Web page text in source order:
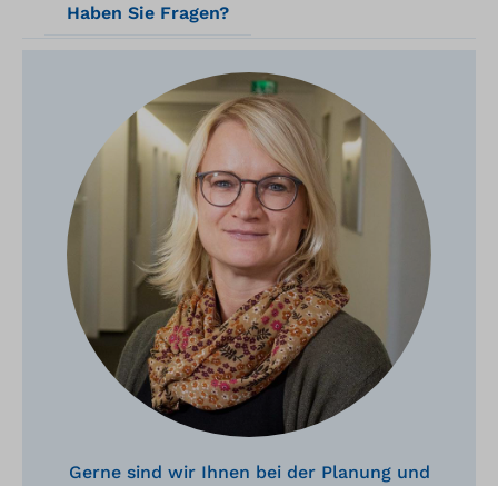
Haben Sie Fragen?
Gerne sind wir Ihnen bei der Planung und